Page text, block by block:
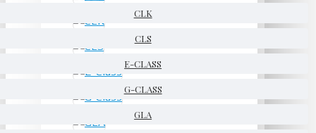
CLK
CLS
E-CLASS
G-CLASS
GLA